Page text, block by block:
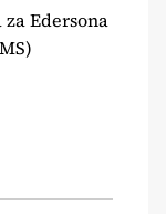
Edersona